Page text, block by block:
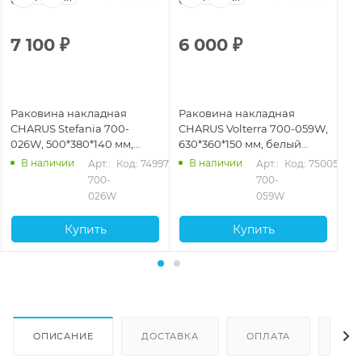
7 100 ₽
Раковина накладная
CHARUS Stefania 700-
026W, 500*380*140 мм,
белый глянцевый
В наличии
Арт.:
700-
026W
Код: 74997
Купить
6 000 ₽
Раковина накладная
CHARUS Volterra 700-059W,
630*360*150 мм, белый
глянцевый
В наличии
Арт.:
700-
059W
Код: 75005
Купить
ОПИСАНИЕ ДОСТАВКА ОПЛАТА